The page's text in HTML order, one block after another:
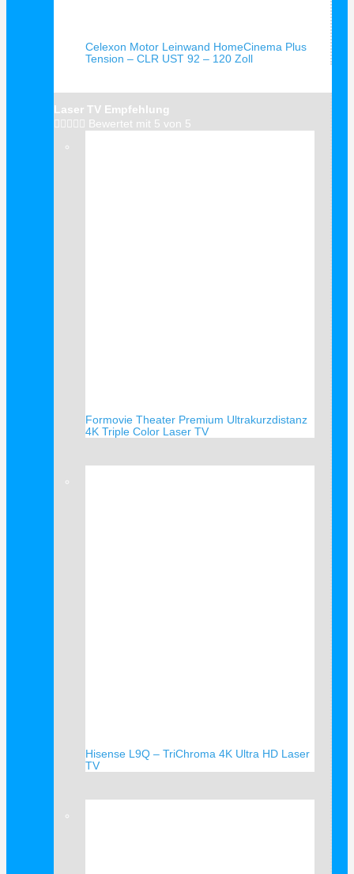
Celexon Motor Leinwand HomeCinema Plus
Tension – CLR UST 92 – 120 Zoll
Laser TV Empfehlung
     Bewertet mit 5 von 5
Formovie Theater Premium Ultrakurzdistanz
4K Triple Color Laser TV
Hisense L9Q – TriChroma 4K Ultra HD Laser
TV